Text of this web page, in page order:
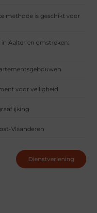
methode is geschikt voor
Aalter en omstreken:
voor veiligheid
ijking
Vlaanderen
Dienstverlening